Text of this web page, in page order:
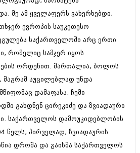
(510)
(308)
(382)
(14)
(1)
(1)
(2)
(1)
(2)
(1)
მე ამ ყველაფერს ვახერხებდი,
ევროპის საუკეთესო
საქართველოში არც ერთი
რომელიც სამჯერ იყოს
ორდენით. მართალია, ბოლოს
მაგრამ აუცილებლად უნდა
დამაფასა. ჩემი
გახდნენ ცირეკიძე და ზვიადაური
საქართველოს დამოუკიდებლობის
წელს, პირველად, ზვიადაურის
დროშა და გაისმა საქართველოს